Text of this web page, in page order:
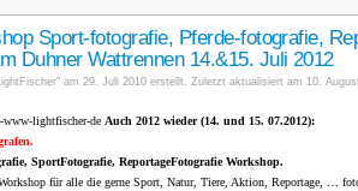
Sport-fotografie, Pferde-fotografie,
Duhner Wattrennen 14.&15. Juli 2012
am 29. Juli 2010 erstellt. Zuletzt aktualisiert am 10.
Auch 2012 wieder (14. und 15. 07.2012):
SportFotografie, ReportageFotografie Workshop.
für alle die gerne Sport, Natur, Tiere, Aktion, Reportage, …